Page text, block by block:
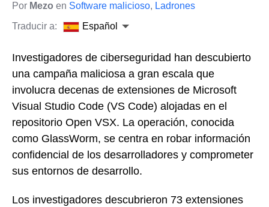
Por Mezo en Software malicioso, Ladrones
Traducir a:
Español
Investigadores de ciberseguridad han descubierto
una campaña maliciosa a gran escala que
involucra decenas de extensiones de Microsoft
Visual Studio Code (VS Code) alojadas en el
repositorio Open VSX. La operación, conocida
como GlassWorm, se centra en robar información
confidencial de los desarrolladores y comprometer
sus entornos de desarrollo.
Los investigadores descubrieron 73 extensiones